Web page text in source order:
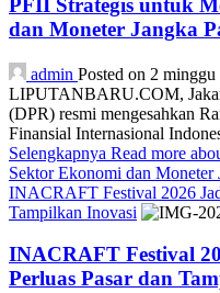
PFII Strategis untuk
dan Moneter Jangka
admin Posted on 2 minggu
LIPUTANBARU.COM,
(DPR) resmi mengesahkan
Finansial Internasional
Selengkapnya Read more
Sektor Ekonomi dan Moneter
INACRAFT Festival 2026
Tampilkan Inovasi
INACRAFT Festival
Perluas Pasar dan